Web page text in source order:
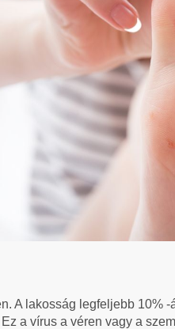
A lakosság legfeljebb 10%
a vírus a véren vagy a